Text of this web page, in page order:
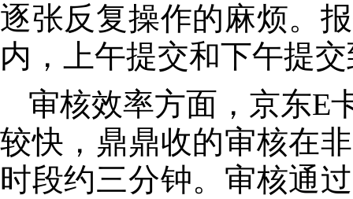
逐张反复操作的麻烦。
内，上午提交和下午提
审核效率方面，京东E
较快，鼎鼎收的审核在
时段约三分钟。审核通